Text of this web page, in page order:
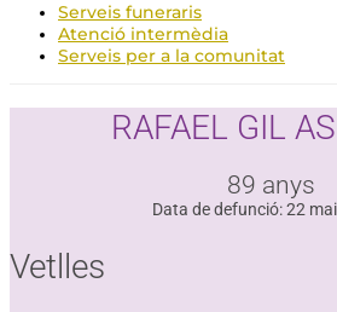
Serveis funeraris
Atenció intermèdia
Serveis per a la comunitat
RAFAEL GIL
89 anys
Data de defunció: 22
Vetlles